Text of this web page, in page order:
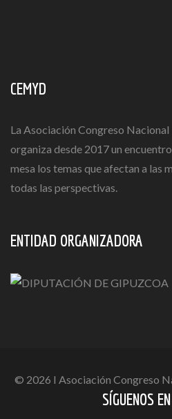
CEMYD
La Asociación Congreso
organiza desde 2017 un
mesa los temas que afectan a las
todas las perspectivas.
ENTIDAD ORGANIZADORA
© 2026 I Asociación Congreso
SÍGUENOS